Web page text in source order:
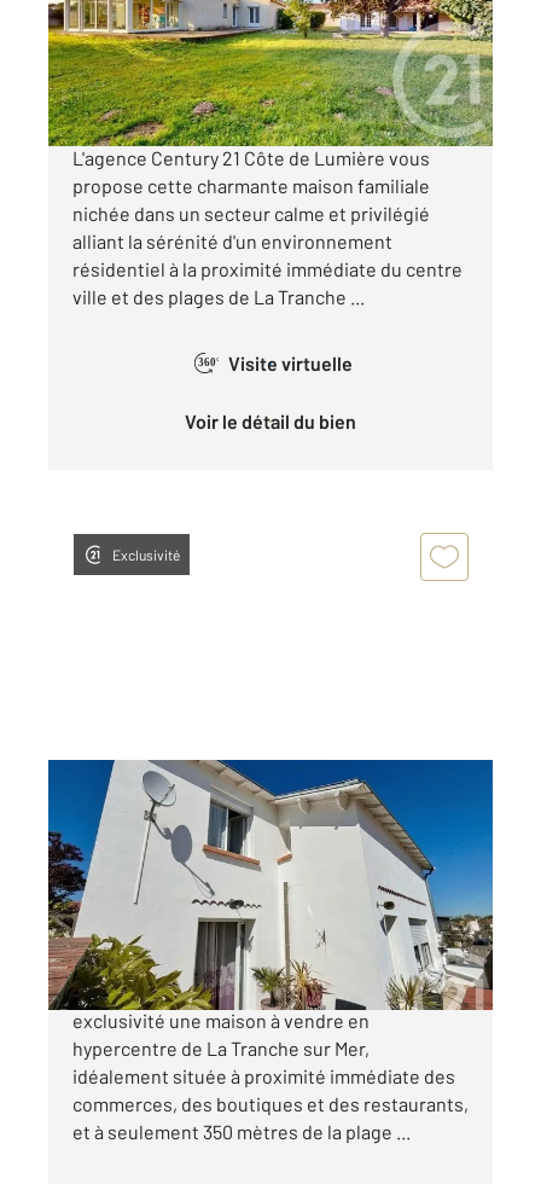
Maison à vendre
489 100 €
Visiter le site dédié
L'agence Century 21 Côte de Lumière vous
propose cette charmante maison familiale
nichée dans un secteur calme et privilégié
alliant la sérénité d'un environnement
résidentiel à la proximité immédiate du centre
ville et des plages de La Tranche ...
360° Visite virtuelle
Voir le détail du bien
Exclusivité
LA TRANCHE SUR MER 85
110,95 m
2, 5 pièces
Ref : 2458
Maison à vendre
379 900 €
CENTURY 21 Côte de Lumière vous propose en
exclusivité une maison à vendre en
hypercentre de La Tranche sur Mer,
idéalement située à proximité immédiate des
commerces, des boutiques et des restaurants,
et à seulement 350 mètres de la plage ...